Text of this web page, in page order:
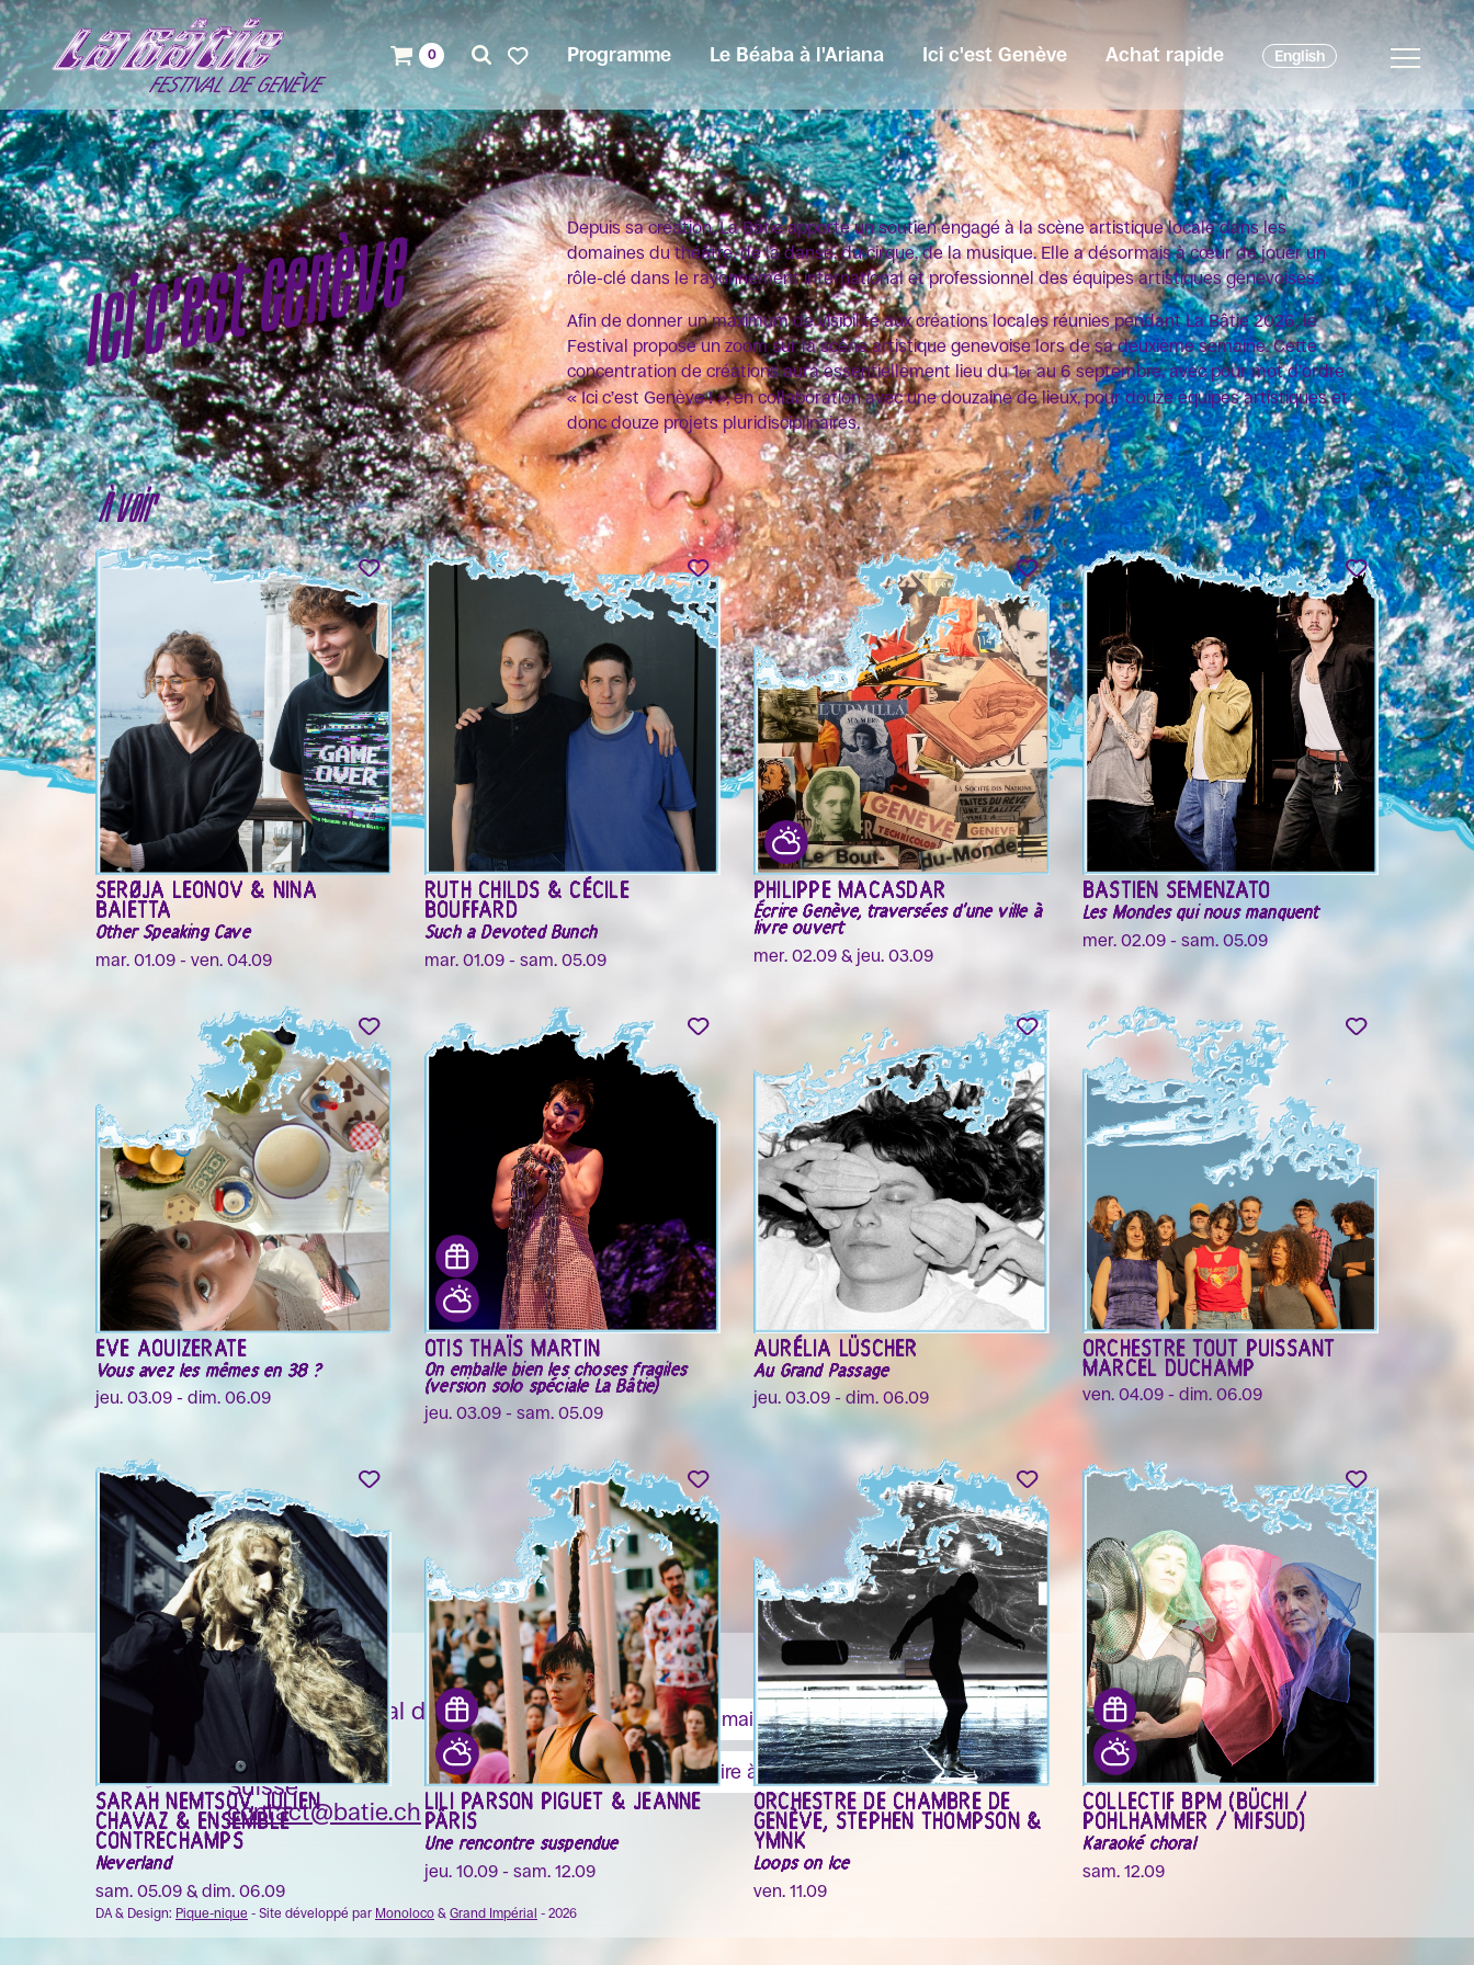
Ici c'est Genève
Depuis sa création, La Bâtie apporte un soutien engagé à la scène artistique locale dans les
domaines du théâtre, de la danse, du cirque, de la musique. Elle a désormais à cœur de jouer un
rôle-clé dans le rayonnement international et professionnel des équipes artistiques genevoises.
Afin de donner un maximum de visibilité aux créations locales réunies pendant La Bâtie 2026, le
Festival propose un zoom sur la scène artistique genevoise lors de sa deuxième semaine. Cette
concentration de créations aura essentiellement lieu du 1erau 6 septembre, avec pour mot d’ordre
« Ici c’est Genève ! », en collaboration avec une douzaine de lieux, pour douze équipes artistiques et
donc douze projets pluridisciplinaires.
À voir
SERØJA LEONOV & NINA
BAIETTA
Other Speaking Cave
mar. 01.09 - ven. 04.09
RUTH CHILDS & CÉCILE
BOUFFARD
Such a Devoted Bunch
mar. 01.09 - sam. 05.09
PHILIPPE MACASDAR
Écrire Genève, traversées d'une ville à
livre ouvert
mer. 02.09 & jeu. 03.09
BASTIEN SEMENZATO
Les Mondes qui nous manquent
mer. 02.09 - sam. 05.09
EVE AOUIZERATE
Vous avez les mêmes en 38 ?
jeu. 03.09 - dim. 06.09
OTIS THAÏS MARTIN
On emballe bien les choses fragiles
(version solo spéciale La Bâtie)
jeu. 03.09 - sam. 05.09
AURÉLIA LÜSCHER
Au Grand Passage
jeu. 03.09 - dim. 06.09
ORCHESTRE TOUT PUISSANT
MARCEL DUCHAMP
ven. 04.09 - dim. 06.09
SARAH NEMTSOV, JULIEN
CHAVAZ & ENSEMBLE
CONTRECHAMPS
Neverland
sam. 05.09 & dim. 06.09
LILI PARSON PIGUET & JEANNE
PÂRIS
Une rencontre suspendue
jeu. 10.09 - sam. 12.09
ORCHESTRE DE CHAMBRE DE
GENÈVE, STEPHEN THOMPSON &
YMNK
Loops on Ice
ven. 11.09
COLLECTIF BPM (BÜCHI /
POHLHAMMER / MIFSUD)
Karaoké choral
sam. 12.09
La Bâtie-Festival de Genève
CP 1525
1211 Genève 1
Suisse
contact@batie.ch
S'inscrire à la newsletter
DA & Design: Pique-nique - Site développé par Monoloco & Grand Impérial - 2026
0 Programme Le Béaba à l'Ariana Ici c'est Genève Achat rapide English